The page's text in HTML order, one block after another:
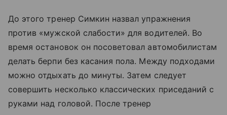
До этого тренер Симкин назвал упражнения
против «мужской слабости» для водителей. Во
время остановок он посоветовал автомобилистам
делать берпи без касания пола. Между подходами
можно отдыхать до минуты. Затем следует
совершить несколько классических приседаний с
руками над головой. После тренер